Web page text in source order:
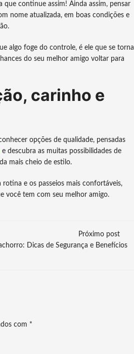
que continue assim! Ainda assim, pensar
nome atualizada, em boas condições e
algo foge do controle, é ele que se torna
do seu melhor amigo voltar para
carinho e
opções de qualidade, pensadas
e descubra as muitas possibilidades de
mais cheio de estilo.
e os passeios mais confortáveis,
você tem com seu melhor amigo.
Próximo post
Dicas de Segurança e Benefícios
com *